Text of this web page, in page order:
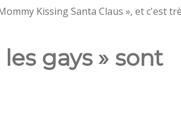
Kissing Santa Claus », et c'est
gays » sont